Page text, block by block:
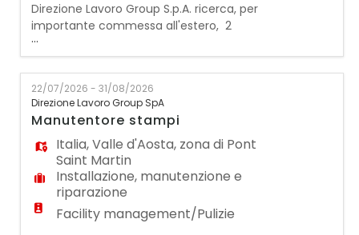
Direzione Lavoro Group S.p.A. ricerca, per
importante commessa all'estero, 2
Montatori Trasfertisti per attività di
montaggio di piccoli carri allegorici presso
Beziers (Francia), nei pressi di Montpellier. Le
risorse si occuperanno dell'assemblaggio e
del montaggio delle strutture, utilizzando
utensili e attrezzature da lavoro, operando
anche i
...
22/07/2026 - 31/08/2026
Direzione Lavoro Group SpA
Manutentore stampi
Italia,Valle d'Aosta, zona di Pont
Saint Martin
Installazione, manutenzione e
riparazione
Facility management/Pulizie